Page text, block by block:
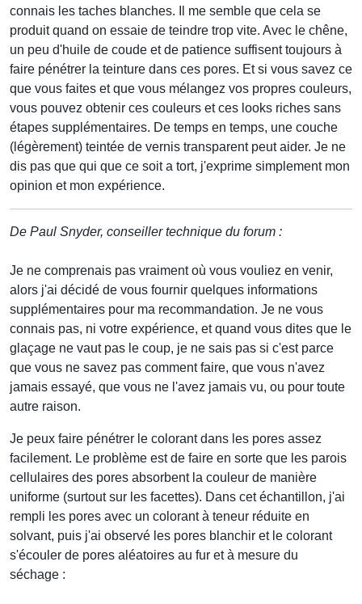
connais les taches blanches. Il me semble que cela se
produit quand on essaie de teindre trop vite. Avec le chêne,
un peu d'huile de coude et de patience suffisent toujours à
faire pénétrer la teinture dans ces pores. Et si vous savez ce
que vous faites et que vous mélangez vos propres couleurs,
vous pouvez obtenir ces couleurs et ces looks riches sans
étapes supplémentaires. De temps en temps, une couche
(légèrement) teintée de vernis transparent peut aider. Je ne
dis pas que qui que ce soit a tort, j'exprime simplement mon
opinion et mon expérience.
De Paul Snyder, conseiller technique du forum :
Je ne comprenais pas vraiment où vous vouliez en venir,
alors j'ai décidé de vous fournir quelques informations
supplémentaires pour ma recommandation. Je ne vous
connais pas, ni votre expérience, et quand vous dites que le
glaçage ne vaut pas le coup, je ne sais pas si c'est parce
que vous ne savez pas comment faire, que vous n'avez
jamais essayé, que vous ne l'avez jamais vu, ou pour toute
autre raison.
Je peux faire pénétrer le colorant dans les pores assez
facilement. Le problème est de faire en sorte que les parois
cellulaires des pores absorbent la couleur de manière
uniforme (surtout sur les facettes). Dans cet échantillon, j'ai
rempli les pores avec un colorant à teneur réduite en
solvant, puis j'ai observé les pores blanchir et le colorant
s'écouler de pores aléatoires au fur et à mesure du
séchage :